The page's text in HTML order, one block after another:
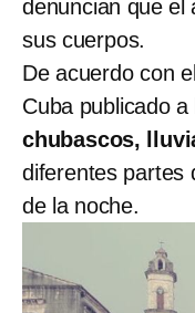
denuncian que el
sus cuerpos.
De acuerdo con
Cuba publicado
chubascos,
diferentes partes
de la noche.